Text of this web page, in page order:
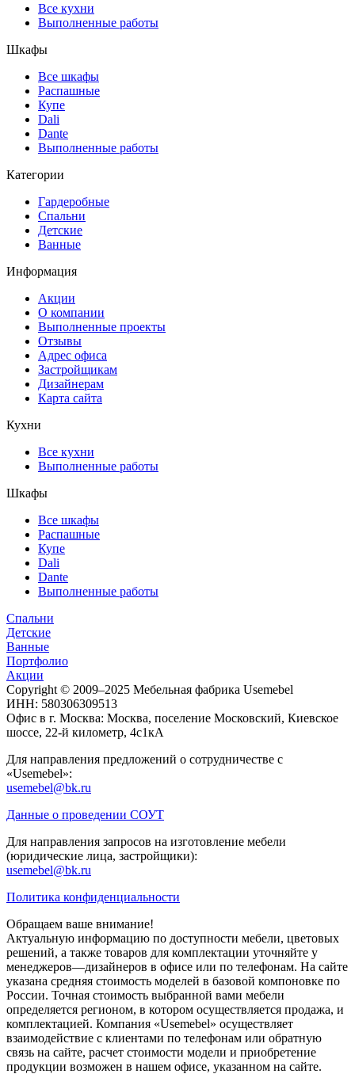
Все кухни
Выполненные работы
Шкафы
Все шкафы
Распашные
Купе
Dali
Dante
Выполненные работы
Категории
Гардеробные
Спальни
Детские
Ванные
Информация
Акции
О компании
Выполненные проекты
Отзывы
Адрес офиса
Застройщикам
Дизайнерам
Карта сайта
Кухни
Все кухни
Выполненные работы
Шкафы
Все шкафы
Распашные
Купе
Dali
Dante
Выполненные работы
Спальни
Детские
Ванные
Портфолио
Акции
Copyright © 2009–2025 Мебельная фабрика Usemebel
ИНН: 580306309513
Офис в г. Москва: Москва, поселение Московский, Киевское
шоссе, 22-й километр, 4с1кА
Для направления предложений о сотрудничестве с
«Usemebel»:
usemebel@bk.ru
Данные о проведении СОУТ
Для направления запросов на изготовление мебели
(юридические лица, застройщики):
usemebel@bk.ru
Политика конфиденциальности
Обращаем ваше внимание!
Актуальную информацию по доступности мебели, цветовых
решений, а также товаров для комплектации уточняйте у
менеджеров—дизайнеров в офисе или по телефонам. На сайте
указана средняя стоимость моделей в базовой компоновке по
России. Точная стоимость выбранной вами мебели
определяется регионом, в котором осуществляется продажа, и
комплектацией. Компания «Usemebel» осуществляет
взаимодействие с клиентами по телефонам или обратную
связь на сайте, расчет стоимости модели и приобретение
продукции возможен в нашем офисе, указанном на сайте.